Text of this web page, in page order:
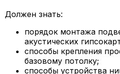
Должен знать:
порядок монтажа
акустических
способы крепления
базовому потолку;
способы устройства